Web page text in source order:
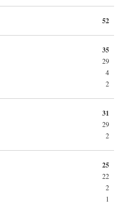
52
35
29
4
2
31
29
2
25
22
2
1